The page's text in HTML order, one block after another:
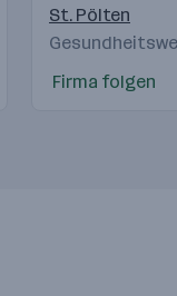
St. Pölten
Firma folgen